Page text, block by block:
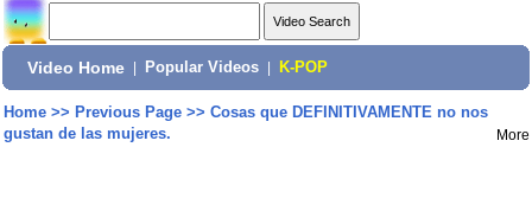
Video Home Popular Videos K-POP
Home>> Previous Page>> Cosas que DEFINITIVAMENTE no nos
gustan de las mujeres.
More